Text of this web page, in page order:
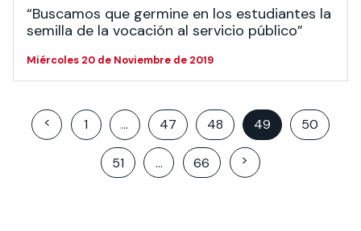
“Buscamos que germine en los estudiantes la
semilla de la vocación al servicio público”
Miércoles 20 de Noviembre de 2019
Posts
pagination
< 1 … 47 48 49 50
51 … 66 >